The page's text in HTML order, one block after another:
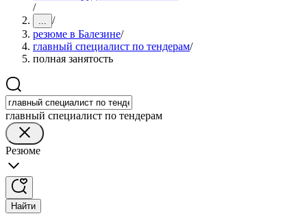
/
... /
резюме в Балезине/
главный специалист по тендерам/
полная занятость
главный специалист по тендерам
Резюме
Найти